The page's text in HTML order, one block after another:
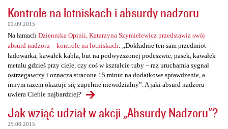
Kontrole na lotniskach i absurdy nadzoru
01.09.2015
Na łamach Dziennika Opinii, Katarzyna Szymielewicz przedstawia swój
absurd nadzoru – kontrole na lotniskach: „Dokładnie ten sam przedmiot –
ładowarka, kawałek kabla, but na podwyższonej podeszwie, pasek, kawałek
metalu gdzieś przy ciele, czy coś w kształcie tuby – raz uruchamia sygnał
ostrzegawczy i oznacza stracone 15 minut na dodatkowe sprawdzenie, a
innym razem okazuje się zupełnie niewidzialny”. A jaki absurd nadzoru
uwiera Ciebie najbardziej?
Jak wziąć udział w akcji „Absurdy Nadzoru"?
25.08.2015